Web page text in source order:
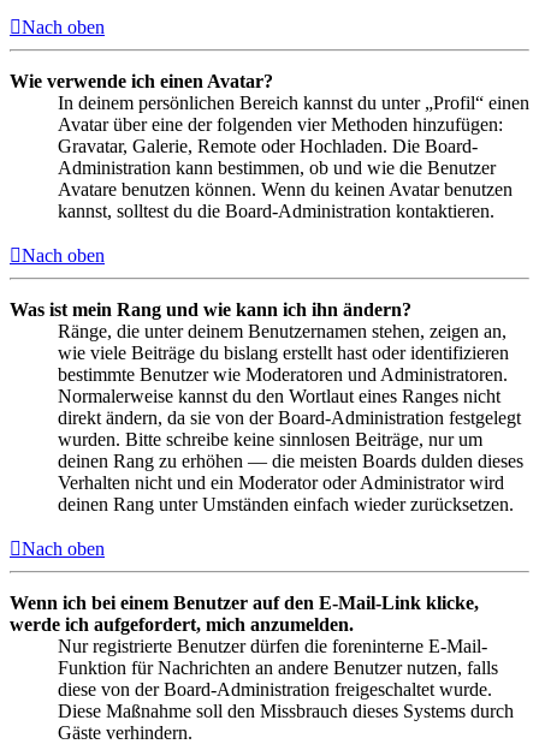
Nach oben
Wie verwende ich einen Avatar?
In deinem persönlichen Bereich kannst du unter „Profil“ einen
Avatar über eine der folgenden vier Methoden hinzufügen:
Gravatar, Galerie, Remote oder Hochladen. Die Board-
Administration kann bestimmen, ob und wie die Benutzer
Avatare benutzen können. Wenn du keinen Avatar benutzen
kannst, solltest du die Board-Administration kontaktieren.
Nach oben
Was ist mein Rang und wie kann ich ihn ändern?
Ränge, die unter deinem Benutzernamen stehen, zeigen an,
wie viele Beiträge du bislang erstellt hast oder identifizieren
bestimmte Benutzer wie Moderatoren und Administratoren.
Normalerweise kannst du den Wortlaut eines Ranges nicht
direkt ändern, da sie von der Board-Administration festgelegt
wurden. Bitte schreibe keine sinnlosen Beiträge, nur um
deinen Rang zu erhöhen — die meisten Boards dulden dieses
Verhalten nicht und ein Moderator oder Administrator wird
deinen Rang unter Umständen einfach wieder zurücksetzen.
Nach oben
Wenn ich bei einem Benutzer auf den E-Mail-Link klicke,
werde ich aufgefordert, mich anzumelden.
Nur registrierte Benutzer dürfen die foreninterne E-Mail-
Funktion für Nachrichten an andere Benutzer nutzen, falls
diese von der Board-Administration freigeschaltet wurde.
Diese Maßnahme soll den Missbrauch dieses Systems durch
Gäste verhindern.